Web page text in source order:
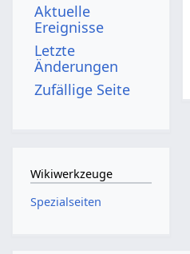
Aktuelle
Ereignisse
Letzte
Änderungen
Zufällige Seite
Wikiwerkzeuge
Spezialseiten